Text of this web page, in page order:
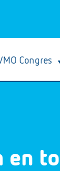
Congres
en